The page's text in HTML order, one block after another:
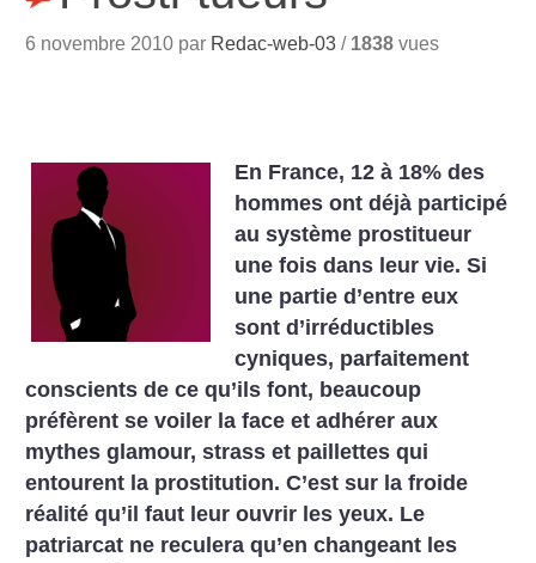
6 novembre 2010 par Redac-web-03 / 1838 vues
En France, 12 à 18% des
hommes ont déjà participé
au système prostitueur
une fois dans leur vie. Si
une partie d’entre eux
sont d’irréductibles
cyniques, parfaitement
conscients de ce qu’ils font, beaucoup
préfèrent se voiler la face et adhérer aux
mythes glamour, strass et paillettes qui
entourent la prostitution. C’est sur la froide
réalité qu’il faut leur ouvrir les yeux. Le
patriarcat ne reculera qu’en changeant les